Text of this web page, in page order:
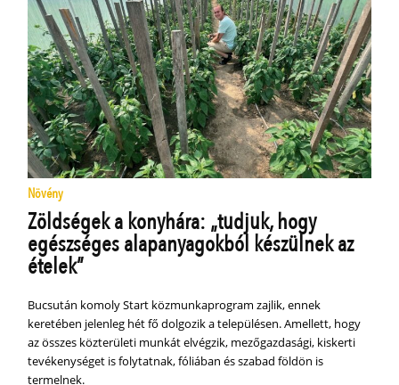
Növény
Zöldségek a konyhára: „tudjuk, hogy
egészséges alapanyagokból készülnek az
ételek”
Bucsután komoly Start közmunkaprogram zajlik, ennek
keretében jelenleg hét fő dolgozik a településen. Amellett, hogy
az összes közterületi munkát elvégzik, mezőgazdasági, kiskerti
tevékenységet is folytatnak, fóliában és szabad földön is
termelnek.